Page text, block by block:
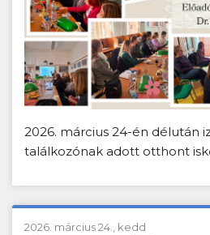
2026. március 24-én délután
találkozónak adott otthont
2026. március 24., kedd